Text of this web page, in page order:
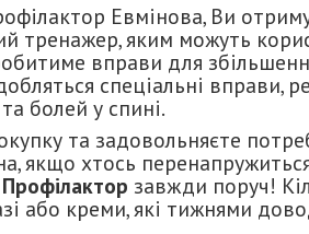
Евмінова, Ви
тренажер, яким можуть
вправи для
спеціальні вправи,
болей у спині.
та задовольняєте
якщо хтось
Профілактор завжди поруч!
або креми, які тижнями